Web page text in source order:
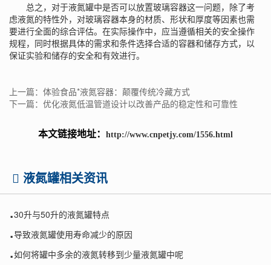
总之，对于液氮罐中是否可以放置玻璃容器这一问题，除了考
虑液氮的特性外，对玻璃容器本身的材质、形状和厚度等因素也需
要进行全面的综合评估。在实际操作中，应当遵循相关的安全操作
规程，同时根据具体的需求和条件选择合适的容器和储存方式，以
保证实验和储存的安全和有效进行。
上一篇：体验食品*液氮容器：颠覆传统冷藏方式
下一篇：优化液氮低温管道设计以改善产品的稳定性和可靠性
本文链接地址： http://www.cnpetjy.com/1556.html
液氮罐相关资讯
.30升与50升的液氮罐特点
.导致液氮罐使用寿命减少的原因
.如何将罐中多余的液氮转移到少量液氮罐中呢